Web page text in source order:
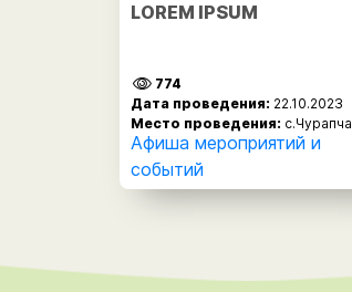
LOREM IPSUM
774
Дата проведения: 22.10.2023
Место проведения: с.Чурапча
Афиша мероприятий и
событий